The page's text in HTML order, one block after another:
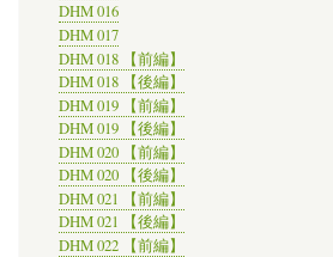
DHM 016
DHM 017
DHM 018 【前編】
DHM 018 【後編】
DHM 019 【前編】
DHM 019 【後編】
DHM 020 【前編】
DHM 020 【後編】
DHM 021 【前編】
DHM 021 【後編】
DHM 022 【前編】